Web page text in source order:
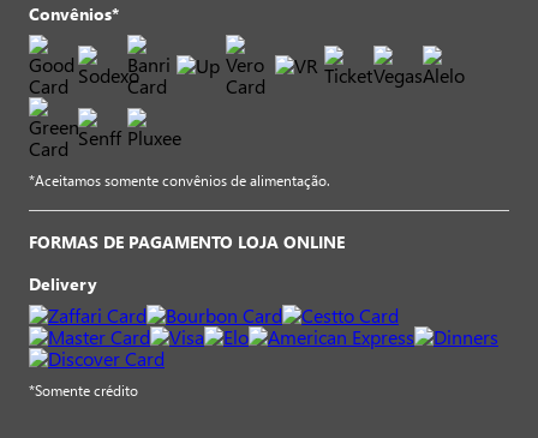
Convênios*
*Aceitamos somente convênios de alimentação.
FORMAS DE PAGAMENTO LOJA ONLINE
Delivery
*Somente crédito